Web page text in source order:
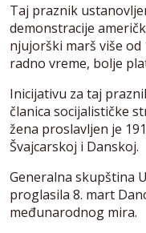
Taj praznik
demonstracije
njujorški marš više od
radno vreme, bolje
Inicijativu za taj
članica socijalističke
žena proslavljen je
Švajcarskoj i Danskoj.
Generalna skupština
proglasila 8. mart
međunarodnog mira.